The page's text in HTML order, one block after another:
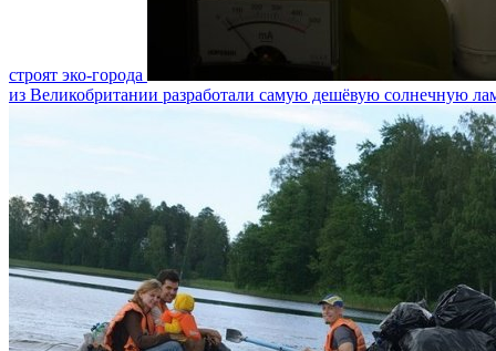
строят эко-города
из Великобритании разработали самую дешёвую солнечную